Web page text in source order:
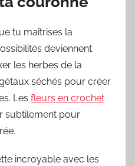
tu maîtrises la
deviennent
les herbes de la
séchés pour créer
Les fleurs en crochet
subtilement pour
incroyable avec les